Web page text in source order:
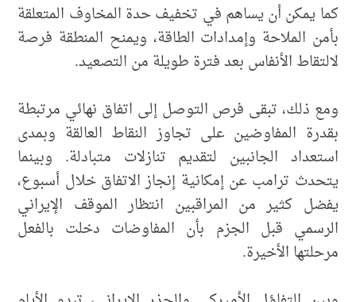
كما يمكن أن يساهم في تخفيف حدة المخاوف المتعلقة
بأمن الملاحة وإمدادات الطاقة، ويمنح المنطقة فرصة
لالتقاط الأنفاس بعد فترة طويلة من التصعيد.
ومع ذلك، تبقى فرص التوصل إلى اتفاق نهائي مرتبطة
بقدرة المفاوضين على تجاوز النقاط العالقة وبمدى
استعداد الجانبين لتقديم تنازلات متبادلة. وبينما
يتحدث ترامب عن إمكانية إنجاز الاتفاق خلال أسبوع،
يفضل كثير من المراقبين انتظار الموقف الإيراني
الرسمي قبل الجزم بأن المفاوضات دخلت بالفعل
مرحلتها الأخيرة.